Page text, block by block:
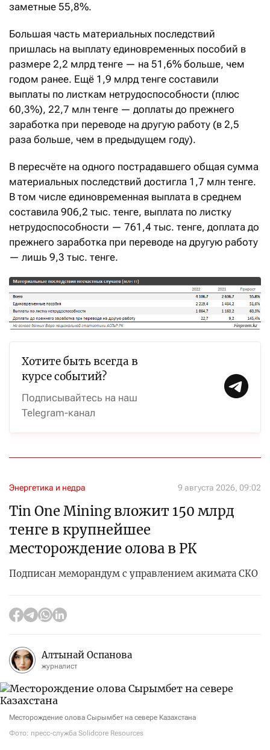
заметные 55,8%.
Большая часть материальных последствий
пришлась на выплату единовременных пособий в
размере 2,2 млрд тенге — на 51,6% больше, чем
годом ранее. Ещё 1,9 млрд тенге составили
выплаты по листкам нетрудоспособности (плюс
60,3%), 22,7 млн тенге — доплаты до прежнего
заработка при переводе на другую работу (в 2,5
раза больше, чем в предыдущем году).
В пересчёте на одного пострадавшего общая сумма
материальных последствий достигла 1,7 млн тенге.
В том числе единовременная выплата в среднем
составила 906,2 тыс. тенге, выплата по листку
нетрудоспособности — 761,4 тыс. тенге, доплата до
прежнего заработка при переводе на другую работу
— лишь 9,3 тыс. тенге.
Хотите быть всегда в
курсе событий?
Подписывайтесь на наш
Telegram-канал
Энергетика и недра 9 августа 2026, 09:02
Tin One Mining вложит 150 млрд
тенге в крупнейшее
месторождение олова в РК
Подписан меморандум с управлением акимата СКО
Алтынай Оспанова
журналист
Месторождение олова Сырымбет на севере Казахстана
Фото: пресс-служба Solidcore Resources